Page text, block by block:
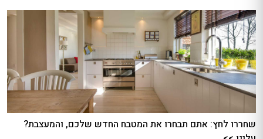
שחררו לחץ: אתם תבחרו את המטבח החדש שלכם, והמעצבת?